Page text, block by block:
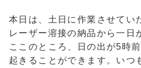
本日は、土日に作業させてい
レーザー溶接の納品から一日
ここのところ、日の出が5時
起きることができます。いつ